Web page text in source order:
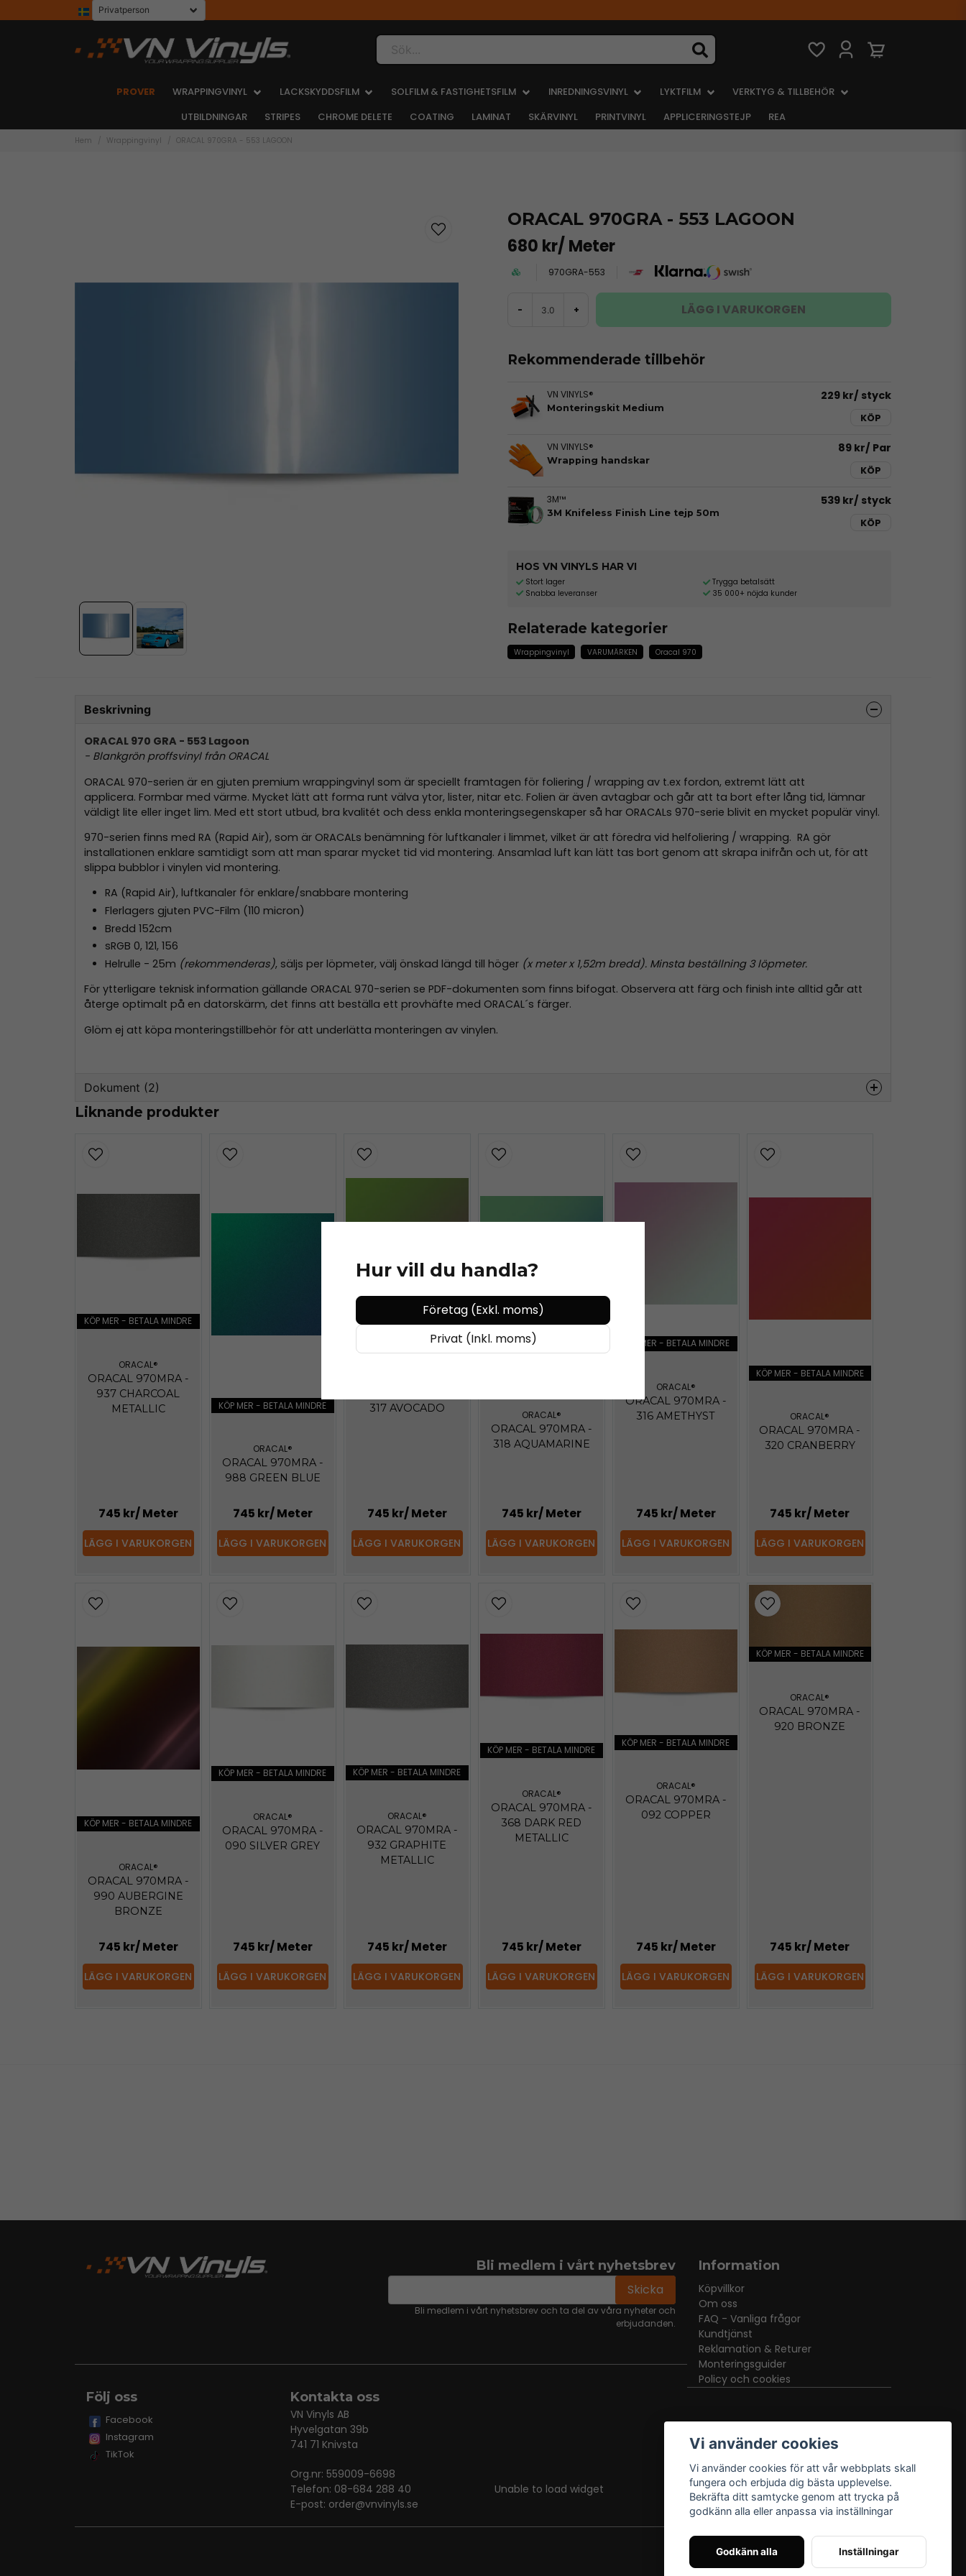
Sök...
PROVER WRAPPINGVINYL LACKSKYDDSFILM SOLFILM & FASTIGHETSFILM INREDNINGSVINYL LYKTFILM
VERKTYG & TILLBEHÖR
UTBILDNINGAR
STRIPES CHROME DELETE COATING LAMINAT SKÄRVINYL PRINTVINYL APPLICERINGSTEJP REA
Hem Wrappingvinyl ORACAL 970GRA - 553 LAGOON
ORACAL 970GRA - 553 LAGOON
680 kr/ Meter
970GRA-553
- + LÄGG I VARUKORGEN
Rekommenderade tillbehör
VN VINYLS®
Monteringskit Medium
229 kr/ styck
KÖP
VN VINYLS®
Wrapping handskar
89 kr/ Par
KÖP
3M™
3M Knifeless Finish Line tejp 50m
539 kr/ styck
KÖP
HOS VN VINYLS HAR VI
Stort lager
Snabba leveranser
Trygga betalsätt
35 000+ nöjda kunder
Relaterade kategorier
Wrappingvinyl VARUMÄRKEN Oracal 970
Beskrivning
ORACAL 970 GRA - 553 Lagoon
- Blankgrön proffsvinyl från ORACAL
ORACAL 970-serien är en gjuten premium wrappingvinyl som är speciellt framtagen för foliering / wrapping av t.ex fordon, extremt lätt att
applicera. Formbar med värme. Mycket lätt att forma runt välva ytor, lister, nitar etc. Folien är även avtagbar och går att ta bort efter lång tid, lämnar
väldigt lite eller inget lim. Med ett stort utbud, bra kvalitét och dess enkla monteringsegenskaper så har ORACALs 970-serie blivit en mycket populär vinyl.
970-serien finns med RA (Rapid Air), som är ORACALs benämning för luftkanaler i limmet, vilket är att föredra vid helfoliering / wrapping. RA gör
installationen enklare samtidigt som att man sparar mycket tid vid montering. Ansamlad luft kan lätt tas bort genom att skrapa inifrån och ut, för att
slippa bubblor i vinylen vid montering.
RA (Rapid Air), luftkanaler för enklare/snabbare montering
Flerlagers gjuten PVC-Film (110 micron)
Bredd 152cm
sRGB 0, 121, 156
Helrulle - 25m (rekommenderas), säljs per löpmeter, välj önskad längd till höger(x meter x 1,52m bredd). Minsta beställning 3 löpmeter.
För ytterligare teknisk information gällande ORACAL 970-serien se PDF-dokumenten som finns bifogat. Observera att färg och finish inte alltid går att
återge optimalt på en datorskärm, det finns att beställa ett provhäfte med ORACAL´s färger.
Glöm ej att köpa monteringstillbehör för att underlätta monteringen av vinylen.
Dokument (2)
oracal-970-teknisk-information.pdf
Hämta
Liknande produkter
KÖP MER - BETALA MINDRE
ORACAL®
ORACAL 970MRA -
937 CHARCOAL
METALLIC
745 kr/ Meter
LÄGG I VARUKORGEN
KÖP MER - BETALA MINDRE
ORACAL®
ORACAL 970MRA -
988 GREEN BLUE
745 kr/ Meter
LÄGG I VARUKORGEN
KÖP MER - BETALA MINDRE
317 AVOCADO
745 kr/ Meter
LÄGG I VARUKORGEN
ORACAL®
ORACAL 970MRA -
318 AQUAMARINE
745 kr/ Meter
LÄGG I VARUKORGEN
KÖP MER - BETALA MINDRE
ORACAL®
ORACAL 970MRA -
316 AMETHYST
745 kr/ Meter
LÄGG I VARUKORGEN
KÖP MER - BETALA MINDRE
ORACAL®
ORACAL 970MRA -
320 CRANBERRY
745 kr/ Meter
LÄGG I VARUKORGEN
KÖP MER - BETALA MINDRE
ORACAL®
ORACAL 970MRA -
990 AUBERGINE
BRONZE
745 kr/ Meter
LÄGG I VARUKORGEN
KÖP MER - BETALA MINDRE
ORACAL®
ORACAL 970MRA -
090 SILVER GREY
745 kr/ Meter
LÄGG I VARUKORGEN
KÖP MER - BETALA MINDRE
ORACAL®
ORACAL 970MRA -
932 GRAPHITE
METALLIC
745 kr/ Meter
LÄGG I VARUKORGEN
KÖP MER - BETALA MINDRE
ORACAL®
ORACAL 970MRA -
368 DARK RED
METALLIC
745 kr/ Meter
LÄGG I VARUKORGEN
KÖP MER - BETALA MINDRE
ORACAL®
ORACAL 970MRA -
092 COPPER
745 kr/ Meter
LÄGG I VARUKORGEN
KÖP MER - BETALA MINDRE
ORACAL®
ORACAL 970MRA -
920 BRONZE
745 kr/ Meter
LÄGG I VARUKORGEN
Hur vill du handla?
Företag (Exkl. moms)
Privat (Inkl. moms)
Bli medlem i vårt nyhetsbrev
email Skicka
Bli medlem i vårt nyhetsbrev och ta del av våra nyheter och
erbjudanden.
Information
Köpvillkor
Om oss
FAQ - Vanliga frågor
Kundtjänst
Reklamation & Returer
Monteringsguider
Policy och cookies
Följ oss
Facebook
Instagram
TikTok
Kontakta oss
VN Vinyls AB
Hyvelgatan 39b
741 71 Knivsta
Org.nr: 559009-6698
Telefon: 08-684 288 40
E-post: order@vnvinyls.se
Unable to load widget
Vi använder cookies
Vi använder cookies för att vår webbplats skall
fungera och erbjuda dig bästa upplevelse.
Bekräfta ditt samtycke genom att trycka på
godkänn alla eller anpassa via inställningar
Godkänn alla Inställningar